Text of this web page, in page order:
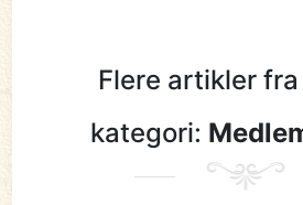
Flere artikler
kategori: